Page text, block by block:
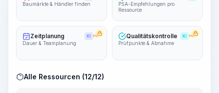
Baumärkte & Händler finden
PSA-Empfehlungen pro
Ressource
Zeitplanung KI PRO
Dauer & Teamplanung
Qualitätskontrolle KI PRO
Prüfpunkte & Abnahme
Alle Ressourcen (12/12)